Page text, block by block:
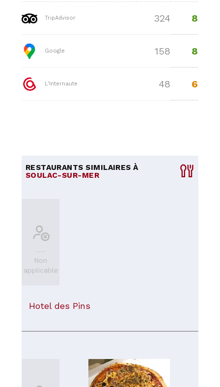
TripAdvisor 324 8
Google 158 8
L'Internaute 48 6
RESTAURANTS SIMILAIRES À
SOULAC-SUR-MER
Non
applicable
Hotel des Pins